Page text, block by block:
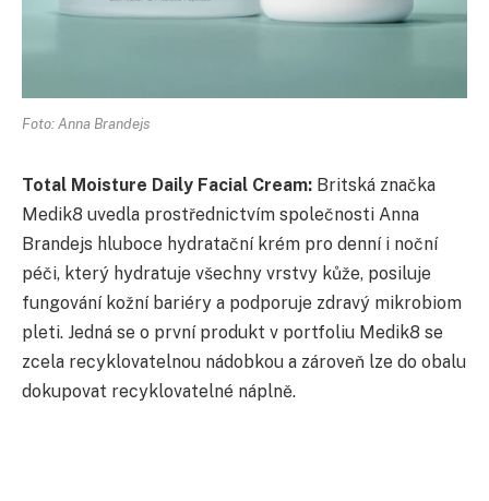
Foto: Anna Brandejs
Total Moisture Daily Facial Cream: Britská značka
Medik8 uvedla prostřednictvím společnosti Anna
Brandejs hluboce hydratační krém pro denní i noční
péči, který hydratuje všechny vrstvy kůže, posiluje
fungování kožní bariéry a podporuje zdravý mikrobiom
pleti. Jedná se o první produkt v portfoliu Medik8 se
zcela recyklovatelnou nádobkou a zároveň lze do obalu
dokupovat recyklovatelné náplně.